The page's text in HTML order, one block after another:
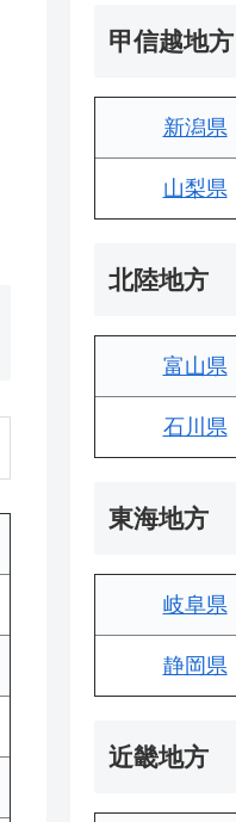
甲信越地方
新潟県
山梨県
北陸地方
富山県
石川県
東海地方
岐阜県
静岡県
近畿地方